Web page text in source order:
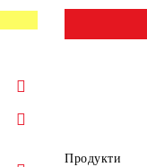
Продукти